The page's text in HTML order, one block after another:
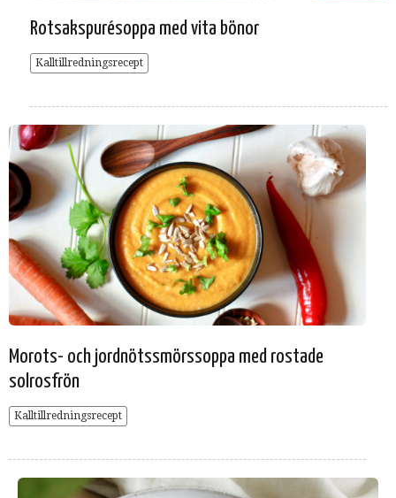
Rotsakspurésoppa med vita bönor
Kalltillredningsrecept
Morots- och jordnötssmörssoppa med rostade
solrosfrön
Kalltillredningsrecept